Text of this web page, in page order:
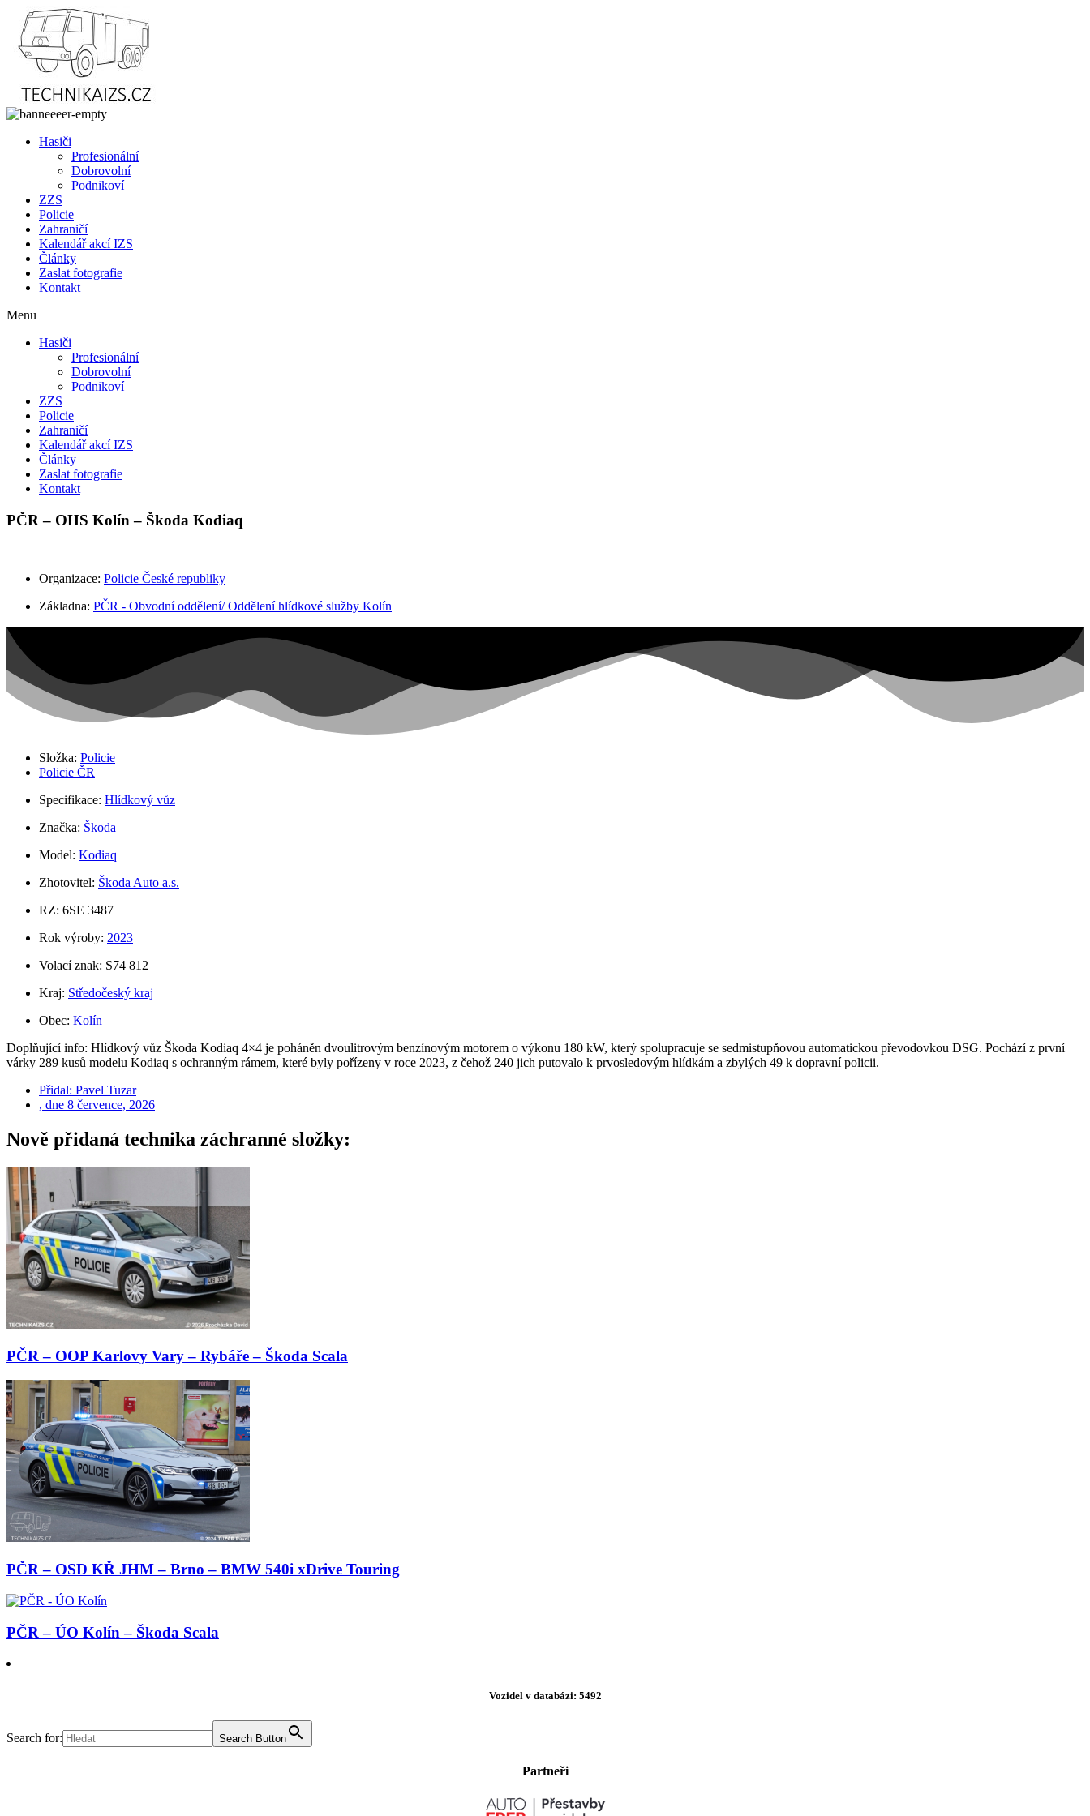
Přejít
obsahu
Hasiči
Profesionální
Dobrovolní
Podnikoví
ZZS
Policie
Zahraničí
Kalendář akcí IZS
Články
Zaslat fotografie
Kontakt
Menu
Hasiči
Profesionální
Dobrovolní
Podnikoví
ZZS
Policie
Zahraničí
Kalendář akcí IZS
Články
Zaslat fotografie
Kontakt
PČR – OHS Kolín – Škoda Kodiaq
Organizace: Policie České republiky
Základna: PČR - Obvodní oddělení/ Oddělení hlídkové služby Kolín
Složka: Policie
Policie ČR
Specifikace: Hlídkový vůz
Značka: Škoda
Model: Kodiaq
Zhotovitel: Škoda Auto a.s.
RZ: 6SE 3487
Rok výroby: 2023
Volací znak: S74 812
Kraj: Středočeský kraj
Obec: Kolín
Doplňující info: Hlídkový vůz Škoda Kodiaq 4×4 je poháněn dvoulitrovým benzínovým motorem o výkonu 180 kW, který spolupracuje se sedmistupňovou automatickou převodovkou DSG. Pochází z první
várky 289 kusů modelu Kodiaq s ochranným rámem, které byly pořízeny v roce 2023, z čehož 240 jich putovalo k prvosledovým hlídkám a zbylých 49 k dopravní policii.
Přidal: Pavel Tuzar
, dne 8 července, 2026
Nově přidaná technika záchranné složky:
PČR – OOP Karlovy Vary – Rybáře – Škoda Scala
PČR – OSD KŘ JHM – Brno – BMW 540i xDrive Touring
PČR – ÚO Kolín – Škoda Scala
Vozidel v databázi: 5492
Search for: Search Button
Partneři